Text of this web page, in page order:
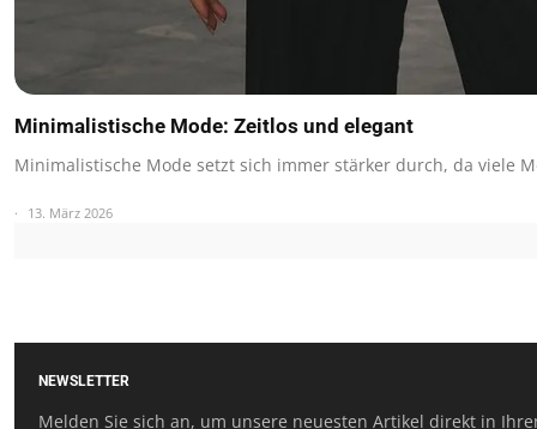
Minimalistische Mode: Zeitlos und elegant
Minimalistische Mode setzt sich immer stärker durch, da viele
13. März 2026
NEWSLETTER
Melden Sie sich an, um unsere neuesten Artikel direkt in